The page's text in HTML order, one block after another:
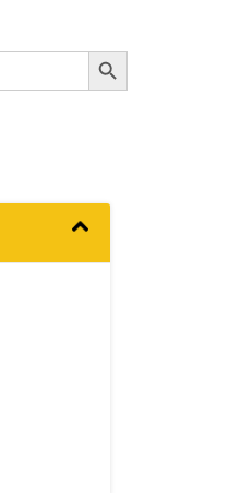
Botón de búsqueda